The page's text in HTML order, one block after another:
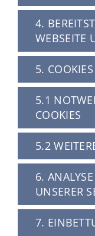
Sie
dazu
4.
WEBSEITE
5. COOKIES
5.1
COOKIES
5.2
6.
UNSERER
7.